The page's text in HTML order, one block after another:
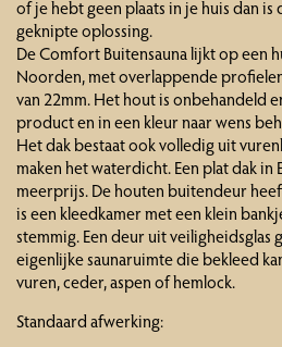
of je hebt geen plaats in je huis dan
geknipte oplossing.
De Comfort Buitensauna lijkt op een
Noorden, met overlappende
van 22mm. Het hout is onbehandeld
product en in een kleur naar wens
Het dak bestaat ook volledig uit
maken het waterdicht. Een plat dak in
meerprijs. De houten buitendeur
is een kleedkamer met een klein
stemmig. Een deur uit veiligheidsglas
eigenlijke saunaruimte die bekleed
vuren, ceder, aspen of hemlock.
Standaard afwerking: